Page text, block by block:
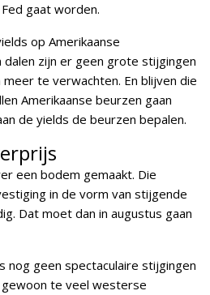
gaat worden.
op Amerikaanse
zijn er geen grote stijgingen
te verwachten. En blijven die
Amerikaanse beurzen gaan
de yields de beurzen bepalen.
een bodem gemaakt. Die
in de vorm van stijgende
Dat moet dan in augustus gaan
nog geen spectaculaire stijgingen
gewoon te veel westerse